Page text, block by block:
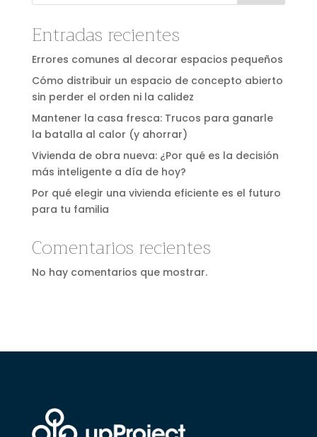
Entradas recientes
Errores comunes al decorar espacios pequeños
Cómo distribuir un espacio de concepto abierto
sin perder el orden ni la calidez
Mantener la casa fresca: Trucos para ganarle
la batalla al calor (y ahorrar)
Vivienda de obra nueva: ¿Por qué es la decisión
más inteligente a día de hoy?
Por qué elegir una vivienda eficiente es el futuro
para tu familia
Comentarios recientes
No hay comentarios que mostrar.